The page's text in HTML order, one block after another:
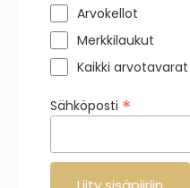
Arvokellot
Merkkilaukut
Kaikki arvotavarat
Sähköposti *